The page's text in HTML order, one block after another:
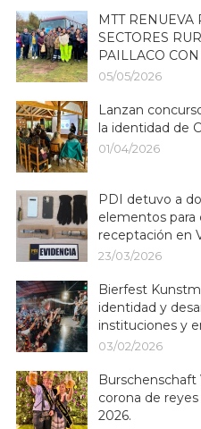
MTT RENUEVA
SECTORES
PAILLACO
05/05/2026
Lanzan
la identidad de
01/04/2026
PDI detuvo a
elementos
receptación en
23/03/2026
Bierfest
identidad y
instituciones y
03/02/2026
Burschenschaft
corona de
2026.